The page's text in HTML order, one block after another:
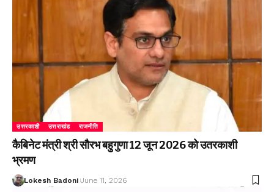
उत्तरकाशी उत्तराखंड राजनीति
कैबिनेट मंत्री श्री सौरभ बहुगुणा 12 जून 2026 को उतरकाशी
भ्रमण
Lokesh Badoni June 11, 2026